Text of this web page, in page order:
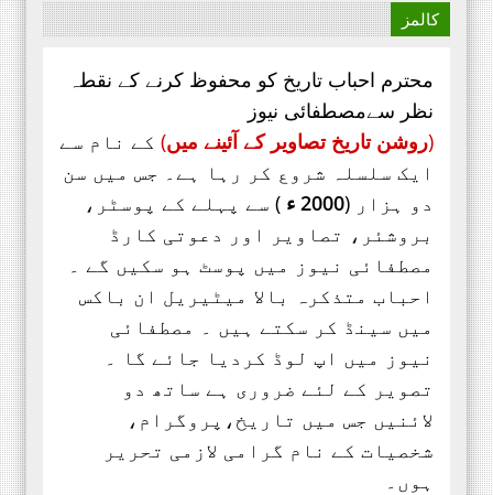
کالمز
محترم احباب تاریخ کو محفوظ کرنے کے نقطہ
نظر سےمصطفائی نیوز
(روشن تاریخ تصاویر کے آئینے میں) کے نام سے
ایک سلسلہ شروع کر رہا ہے۔ جس میں سن
دو ہزار (2000 ء
) سے پہلے کے پوسٹر،
بروشئر، تصاویر اور دعوتی کارڈ
مصطفائی نیوز میں پوسٹ ہو سکیں گے ۔
احباب متذکرہ بالا میٹیریل ان باکس
میں سینڈ کر سکتے ہیں ۔ مصطفائی
نیوز میں اپ لوڈ کردیا جائے گا ۔
تصویر کے لئے ضروری ہے ساتھ دو
لائنیں جس میں تاریخ،پروگرام،
شخصیات کے نام گرامی لازمی تحریر
ہوں۔